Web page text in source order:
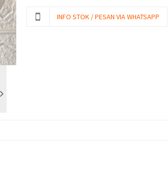
INFO STOK / PESAN VIA WHATSAPP